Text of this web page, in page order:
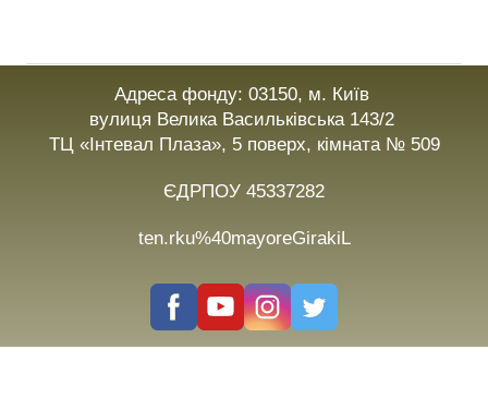
Адреса фонду: 03150, м. Київ
вулиця Велика Васильківська 143/2
ТЦ «Інтевал Плаза», 5 поверх, кімната № 509
ЄДРПОУ 45337282
ten.rku%40mayoreGirakiL